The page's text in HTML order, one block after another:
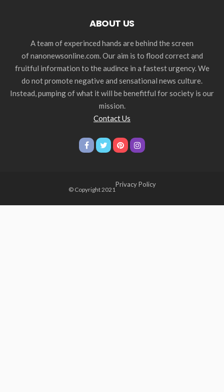
ABOUT US
A team of experinced hands are behind the screen
of nanonewsonline.com. Our aim is to flood correct and
fruitful information to the audince in a fastest urgency. We
do not promote negative and sensational news culture.
Instead, pumping of what it will be benefitful for society is our
mission.
Contact Us
© Copyright 2021
Privacy Policy